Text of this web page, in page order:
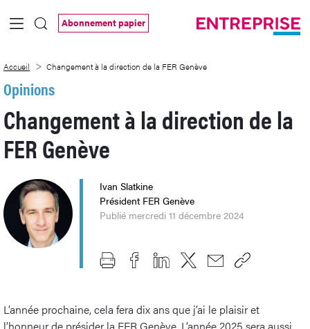
Saut au contenu principal
Abonnement papier
Accueil Changement à la direction de la FER Genève
Opinions
Changement à la direction de la
FER Genève
Ivan Slatkine
Président FER Genève
Publié mercredi 11 décembre 2024
L’année prochaine, cela fera dix ans que j’ai le plaisir et
l’honneur de présider la FER Genève. L’année 2025 sera aussi